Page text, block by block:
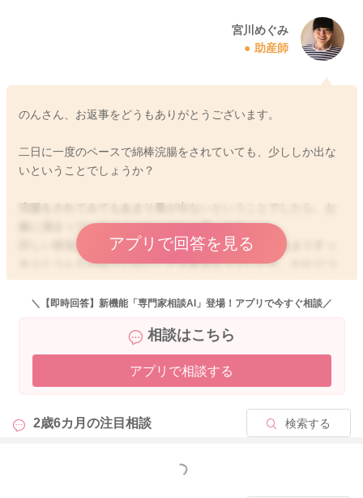
宮川めぐみ
助産師
のんさん、お返事をどうもありがとうございます。
二日に一度のペースで綿棒浣腸をされていても、少ししか出な
いということでしょうか？
浣腸をされてみてもあまり量が出ないということでしたら、お
腹に溜まっていることはないかなと思います。
詳しい状況はわからないこともありますので、もしあまりすっ
きりとうんちが出ていないこともあるようでしたら、かかりつ
けの先生にもご相談なさってみてもいいように思いました。
どうぞよろしくお願いします。
アプリで回答を見る
2024/1/14 8:22
＼【即時回答】新機能「専門家相談AI」登場！アプリで今すぐ相談／
相談はこちら
アプリで相談する
2歳6カ月の注目相談 検索する
もっと見る